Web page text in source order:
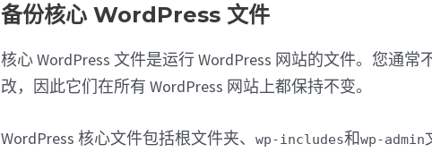
备份核心 WordPress 文件
核心 WordPress 文件是运行 WordPress 网站的文件。您通
改，因此它们在所有 WordPress 网站上都保持不变。
WordPress 核心文件包括根文件夹、wp-includes和wp-admin